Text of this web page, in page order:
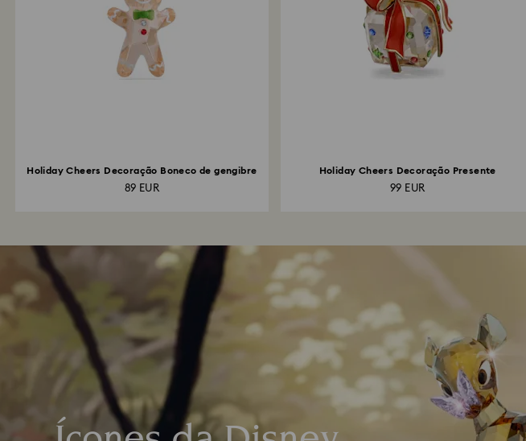
Holiday Cheers Decoração Boneco de gengibre
89 EUR
Holiday Cheers Decoração Presente
99 EUR